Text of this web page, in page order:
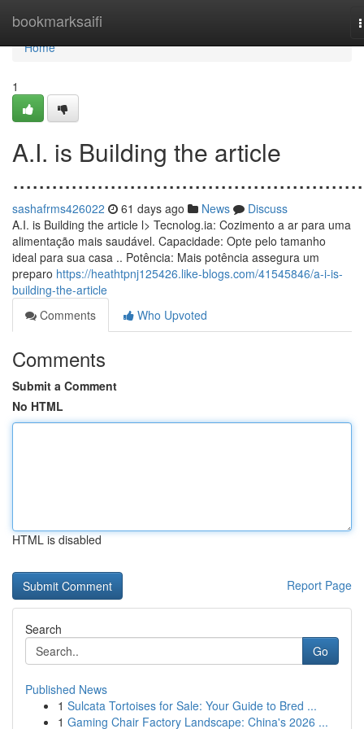
bookmarksaifi
Home
Home
1
A.I. is Building the article
sashafrms426022 61 days ago News
Discuss
A.I. is Building the article l> Tecnolog.ia: Cozimento a ar para uma
alimentação mais saudável. Capacidade: Opte pelo tamanho
ideal para sua casa .. Potência: Mais potência assegura um
preparo https://heathtpnj125426.like-blogs.com/41545846/a-i-is-
building-the-article
Comments
Who Upvoted
Comments
Submit a Comment
No HTML
HTML is disabled
Report Page
Search
Go
Published News
1 Sulcata Tortoises for Sale: Your Guide to Bred ...
1 Gaming Chair Factory Landscape: China's 2026 ...